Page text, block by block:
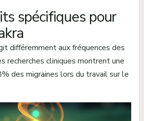
spécifiques pour
différemment aux fréquences des
recherches cliniques montrent une
des migraines lors du travail sur le